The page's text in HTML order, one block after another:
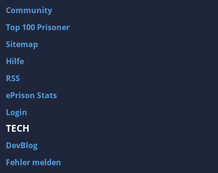
Community
Top 100 Prisoner
Sitemap
Hilfe
RSS
ePrison Stats
Login
TECH
DevBlog
Fehler melden